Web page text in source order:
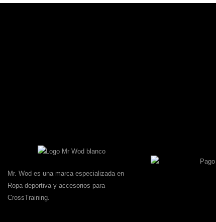
Mr. Wod es una marca especializada en
Ropa deportiva y accesorios para
CrossTraining.